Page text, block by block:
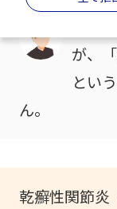
が、
とい
ん。
乾癬性関節炎